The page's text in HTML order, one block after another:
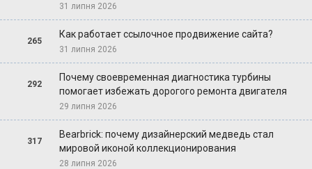
31 липня 2026
265
Как работает ссылочное продвижение сайта?
31 липня 2026
292
Почему своевременная диагностика турбины
помогает избежать дорогого ремонта двигателя
29 липня 2026
317
Bearbrick: почему дизайнерский медведь стал
мировой иконой коллекционирования
28 липня 2026